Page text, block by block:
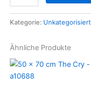
Kategorie: Unkategorisiert
Ähnliche Produkte